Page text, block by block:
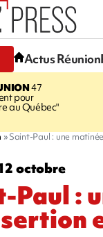
Actus Réunion
47
pour
au Québec"
Saint-Paul : une
octobre
Paul :